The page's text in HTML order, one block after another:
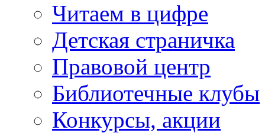
Читаем в цифре
Детская страничка
Правовой центр
Библиотечные клубы
Конкурсы, акции